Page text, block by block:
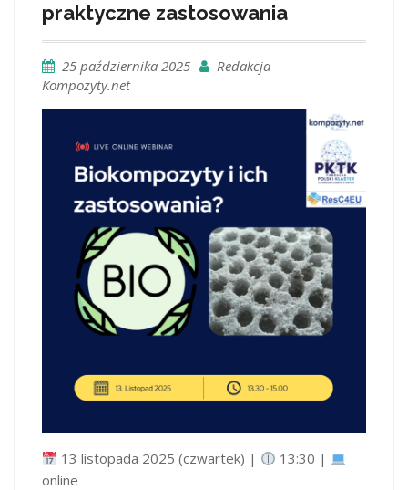
praktyczne zastosowania
25 października 2025
Redakcja
Kompozyty.net
13 listopada 2025 (czwartek) |
13:30 |
online